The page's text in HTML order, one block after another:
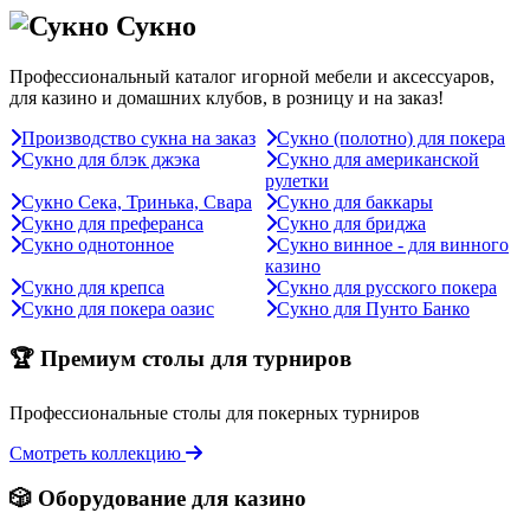
Сукно
Профессиональный каталог игорной мебели и аксессуаров,
для казино и домашних клубов, в розницу и на заказ!
Производство сукна на заказ
Сукно (полотно) для покера
Сукно для блэк джэка
Сукно для американской
рулетки
Сукно Сека, Тринька, Свара
Сукно для баккары
Сукно для преферанса
Сукно для бриджа
Сукно однотонное
Сукно винное - для винного
казино
Сукно для крепса
Сукно для русского покера
Сукно для покера оазис
Сукно для Пунто Банко
🏆 Премиум столы для турниров
Профессиональные столы для покерных турниров
Смотреть коллекцию
🎲 Оборудование для казино